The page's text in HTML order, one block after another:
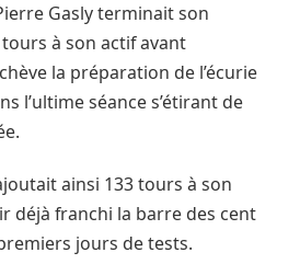
Gasly terminait son
à son actif avant
la préparation de l’écurie
l’ultime séance s’étirant de
ainsi 133 tours à son
déjà franchi la barre des cent
jours de tests.